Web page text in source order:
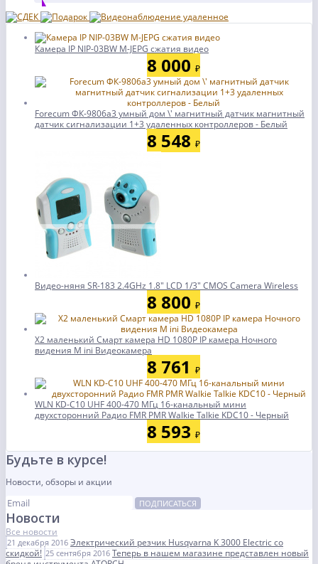
Камера IP NIP-03BW M-JEPG сжатия видео
8 000 ₽
Forecum ФК-9806a3 умный дом \' магнитный датчик магнитный
датчик сигнализации 1+3 удаленных контроллеров - Белый
8 548 ₽
Видео-няня SR-183 2.4GHz 1.8" LCD 1/3" CMOS Camera Wireless
8 800 ₽
X2 маленький Смарт камера HD 1080P IP камера Ночного
видения M ini Видеокамера
8 761 ₽
WLN KD-C10 UHF 400-470 МГц 16-канальный мини
двухсторонний Радио FMR PMR Walkie Talkie KDC10 - Черный
8 593 ₽
Будьте в курсе!
Новости, обзоры и акции
ПОДПИСАТЬСЯ
Новости
Все новости
21 декабря 2016 Электрический резчик Husqvarna K 3000 Electric со
скидкой! 25 сентября 2016 Теперь в нашем магазине представлен новый